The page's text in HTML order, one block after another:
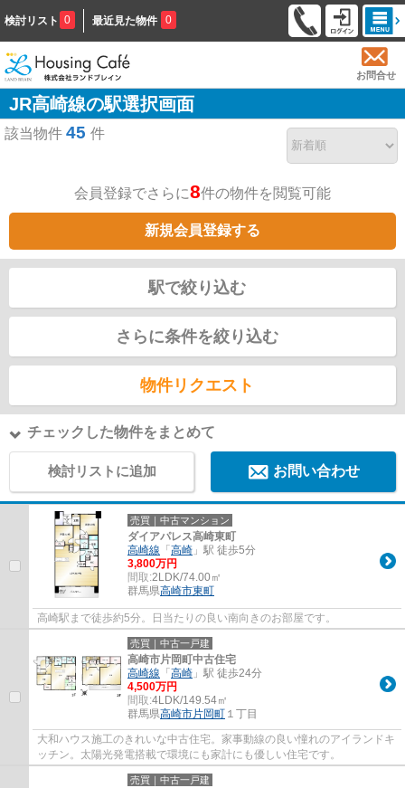
検討リスト 0 最近見た物件 0
お問合せ
JR高崎線の駅選択画面
該当物件 45 件
会員登録でさらに8件の物件を閲覧可能
新規会員登録する
駅で絞り込む
さらに条件を絞り込む
物件リクエスト
チェックした物件をまとめて
検討リストに追加 お問い合わせ
売買｜中古マンション
ダイアパレス高崎東町
高崎線 「 高崎 」駅 徒歩5分
3,800万円
間取:2LDK/74.00㎡
群馬県高崎市東町
高崎駅まで徒歩約5分。日当たりの良い南向きのお部屋です。
売買｜中古一戸建
高崎市片岡町中古住宅
高崎線 「 高崎 」駅 徒歩24分
4,500万円
間取:4LDK/149.54㎡
群馬県高崎市片岡町 １丁目
大和ハウス施工のきれいな中古住宅。家事動線の良い憧れのアイランドキ
ッチン。太陽光発電搭載で環境にも家計にも優しい住宅です。
売買｜中古一戸建